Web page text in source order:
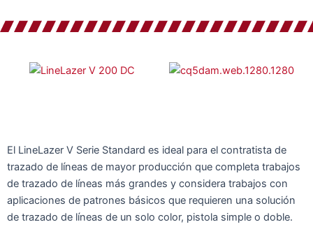
El LineLazer V Serie Standard es ideal para el contratista de
trazado de líneas de mayor producción que completa trabajos
de trazado de líneas más grandes y considera trabajos con
aplicaciones de patrones básicos que requieren una solución
de trazado de líneas de un solo color, pistola simple o doble.